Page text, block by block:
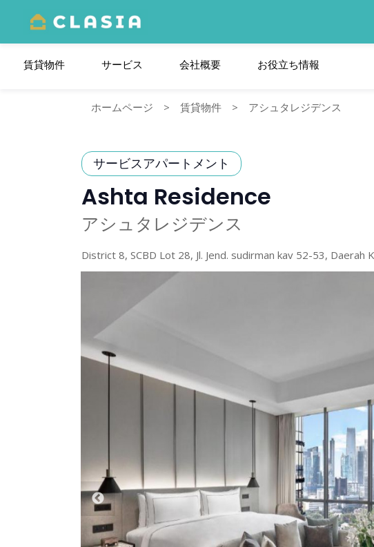
賃貸物件 サービス 会社概要 お役⽴ち情報
ホームページ > 賃貸物件 > アシュタレジデンス
サービスアパートメント
Ashta Residence
アシュタレジデンス
District 8, SCBD Lot 28, Jl. Jend. sudirman kav 52-53, Daerah